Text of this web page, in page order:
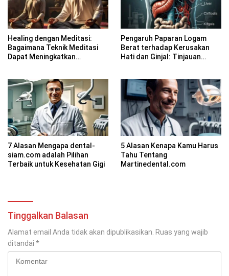
Healing dengan Meditasi:
Bagaimana Teknik Meditasi
Dapat Meningkatkan
Pengaruh Paparan Logam
Berat terhadap Kerusakan
Hati dan Ginjal: Tinjauan
7 Alasan Mengapa dental-
siam.com adalah Pilihan
Terbaik untuk Kesehatan Gigi
5 Alasan Kenapa Kamu Harus
Tahu Tentang
Martinedental.com
Tinggalkan Balasan
Alamat email Anda tidak akan dipublikasikan. Ruas yang wajib
ditandai *